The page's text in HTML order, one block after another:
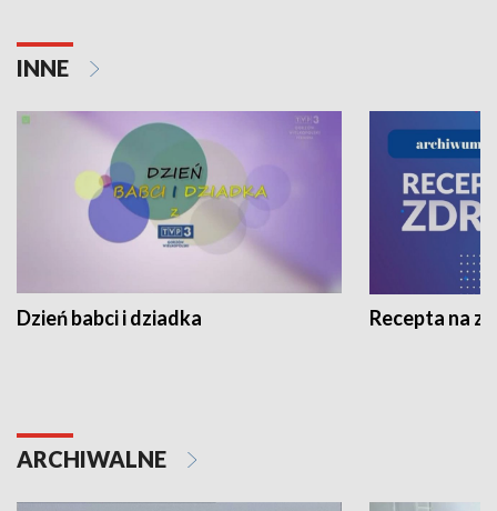
INNE
Dzień babci i dziadka Recepta na
ARCHIWALNE